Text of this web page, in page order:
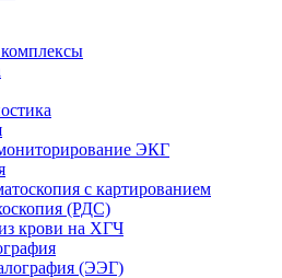
ЭКГ
с картированием
(РДС)
крови на ХГЧ
(ЭЭГ)